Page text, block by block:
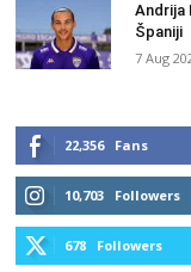
Andrija
Španiji
7 Aug
22,356 Fans
10,703 Followers
678 Followers